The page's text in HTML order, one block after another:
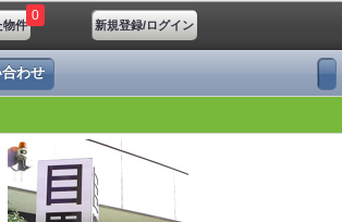
物件
0
新規登録/ログイン
わせ